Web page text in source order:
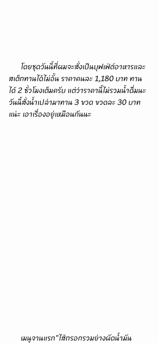
สเต็กทานได้ไม่อั้น ราคาคนละ 1,180 บาท ทาน
ได้ 2 ชั่วโมงเต็มครับ แต่ว่าราคานี้ไม่รวมน้ำดื่มนะ
วันนี้สั่งน้ำเปล่ามาทาน 3 ขวด ขวดละ 30 บาท
แน่ะ เอาเรื่องอยู่เหมือนกันนะ